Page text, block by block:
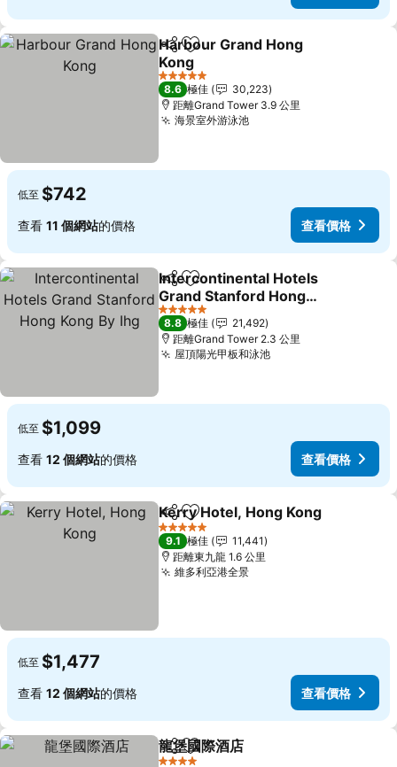
分享 放到收藏夾
Harbour Grand Hong
Kong
5 星級
8.6 極佳
30,223
距離Grand Tower 3.9 公里
海景室外游泳池
低至 $742
查看 11 個網站的價格 查看價格
分享 放到收藏夾
Intercontinental Hotels
Grand Stanford Hong
Kong By Ihg
5 星級
8.8 極佳
21,492
距離Grand Tower 2.3 公里
屋頂陽光甲板和泳池
低至 $1,099
查看 12 個網站的價格 查看價格
分享 放到收藏夾
Kerry Hotel, Hong Kong
5 星級
9.1 極佳
11,441
距離東九龍 1.6 公里
維多利亞港全景
低至 $1,477
查看 12 個網站的價格 查看價格
分享 放到收藏夾
龍堡國際酒店